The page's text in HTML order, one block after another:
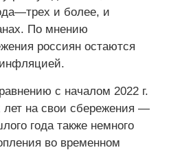
и более, и
По мнению
россиян остаются
с началом 2022 г.
лет на свои сбережения —
года также немного
во временном